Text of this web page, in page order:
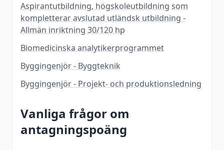
Aspirantutbildning, högskoleutbildning som
kompletterar avslutad utländsk utbildning -
Allmän inriktning 30/120 hp
Biomedicinska analytikerprogrammet
Byggingenjör - Byggteknik
Byggingenjör - Projekt- och produktionsledning
Vanliga frågor om
antagningspoäng